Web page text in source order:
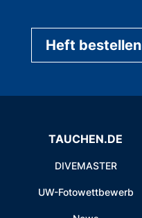
Heft bestellen
TAUCHEN.DE
DIVEMASTER
UW-Fotowettbewerb